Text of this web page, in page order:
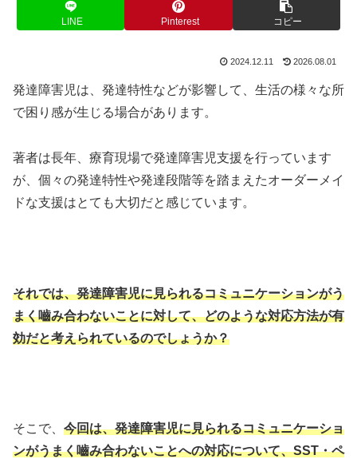
LINE Pinterest コピー
2024.12.11 2026.08.01
発達障害児は、発達特性などが影響して、生活の様々な所
で困り感が生じる場合があります。
著者は長年、療育現場で発達障害児支援を行っています
が、個々の発達特性や発達段階等を踏まえたオーダーメイ
ドな支援はとても大切だと感じています。
それでは、発達障害児に見られるコミュニケーションがう
まく嚙み合わないことに対して、どのような対応方法が有
効だと考えられているのでしょうか？
そこで、 今回は、発達障害児に見られるコミュニケーショ
ンがうまく嚙み合わないことへの対応について、SST・ペ